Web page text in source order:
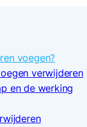
voegen?
verwijderen
en de werking